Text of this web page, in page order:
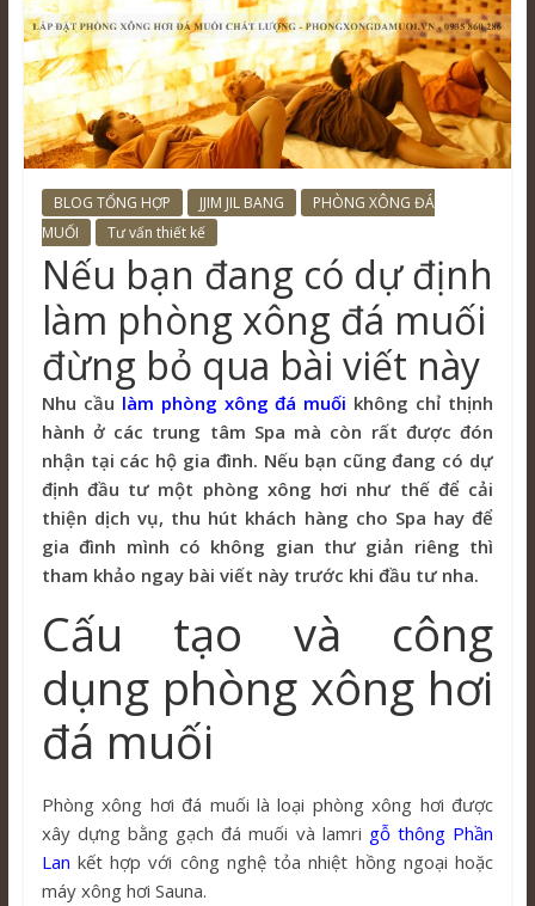
BLOG TỔNG HỢP JJIM JIL BANG
PHÒNG XÔNG ĐÁ
MUỐI
Tư vấn thiết kế
Nếu bạn đang có dự định
làm phòng xông đá muối
đừng bỏ qua bài viết này
Nhu cầu làm phòng xông đá muối không chỉ thịnh
hành ở các trung tâm Spa mà còn rất được đón
nhận tại các hộ gia đình. Nếu bạn cũng đang có dự
định đầu tư một phòng xông hơi như thế để cải
thiện dịch vụ, thu hút khách hàng cho Spa hay để
gia đình mình có không gian thư giản riêng thì
tham khảo ngay bài viết này trước khi đầu tư nha.
Cấu tạo và công
dụng phòng xông hơi
đá muối
Phòng xông hơi đá muối là loại phòng xông hơi được
xây dựng bằng gạch đá muối và lamri gỗ thông Phần
Lan kết hợp với công nghệ tỏa nhiệt hồng ngoại hoặc
máy xông hơi Sauna.